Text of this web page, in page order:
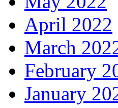
April 2022
March
February
January